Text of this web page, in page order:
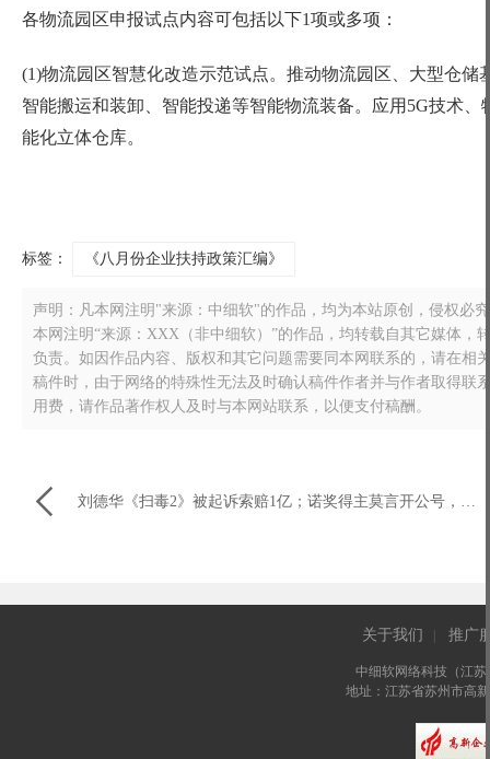
各物流园区申报试点内容可包括以下1项或多项：
(1)物流园区智慧化改造示范试点。推动物流园区、大型仓
智能搬运和装卸、智能投递等智能物流装备。应用5G技术
能化立体仓库。
标签： 《八月份企业扶持政策汇编》
声明：凡本网注明"来源：中细软"的作品，均为本站原创，侵权必
本网注明“来源：XXX（非中细软）”的作品，均转载自其它媒体
负责。如因作品内容、版权和其它问题需要同本网联系的，请在相
稿件时，由于网络的特殊性无法及时确认稿件作者并与作者取得
用费，请作品著作权人及时与本网站联系，以便支付稿酬。
 刘德华《扫毒2》被起诉索赔1亿；诺奖得主莫言开公号，想和年轻人聊聊天
关于我们 推广
中细软网络科技（江
地址：江苏省苏州市高